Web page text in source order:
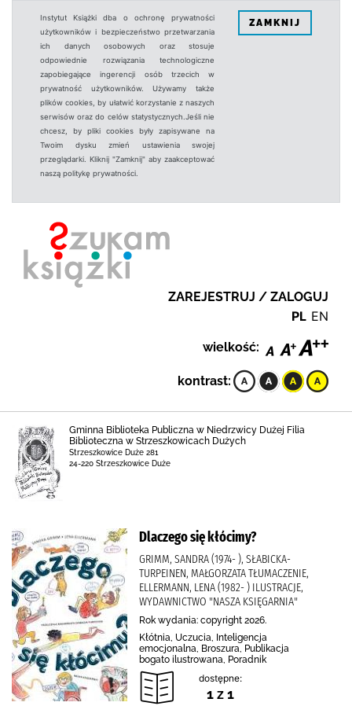
Instytut Książki dba o ochronę prywatności
użytkowników i bezpieczeństwo przetwarzania
ich danych osobowych oraz stosuje
odpowiednie rozwiązania technologiczne
zapobiegające ingerencji osób trzecich w
prywatność użytkowników. Używamy także
plików cookies, by ułatwić korzystanie z naszych
serwisów oraz do celów statystycznych.Jeśli nie
chcesz, by pliki cookies były zapisywane na
Twoim dysku zmień ustawienia swojej
przeglądarki. Kliknij "Zamknij" aby zaakceptować
naszą politykę prywatności.
ZAMKNIJ
ZAREJESTRUJ / ZALOGUJ
PL EN
wielkość:
kontrast:
Gminna Biblioteka Publiczna w Niedrzwicy Dużej Filia
Biblioteczna w Strzeszkowicach Dużych
Strzeszkowice Duże 281
24-220 Strzeszkowice Duże
Dlaczego się kłócimy?
GRIMM, SANDRA (1974- ), SŁABICKA-
TURPEINEN, MAŁGORZATA TŁUMACZENIE,
ELLERMANN, LENA (1982- ) ILUSTRACJE,
WYDAWNICTWO "NASZA KSIĘGARNIA"
Rok wydania: copyright 2026.
Kłótnia, Uczucia, Inteligencja
emocjonalna, Broszura, Publikacja
bogato ilustrowana, Poradnik
dostępne:
1 z 1